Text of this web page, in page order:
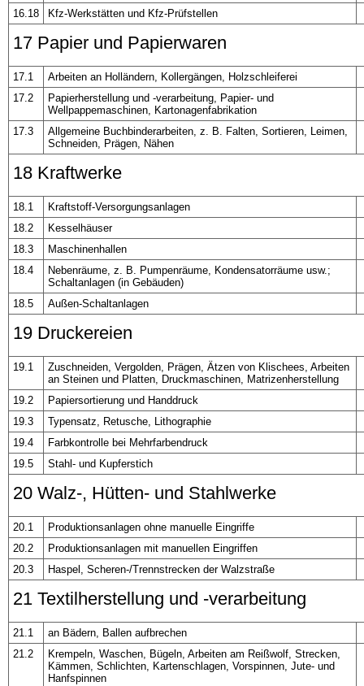
16.18
Kfz-Werkstätten und Kfz-Prüfstellen
17 Papier und Papierwaren
17.1
Arbeiten an Holländern, Kollergängen, Holzschleiferei
17.2
Papierherstellung und -verarbeitung, Papier- und
Wellpappemaschinen, Kartonagenfabrikation
17.3
Allgemeine Buchbinderarbeiten, z. B. Falten, Sortieren, Leimen,
Schneiden, Prägen, Nähen
18 Kraftwerke
18.1
Kraftstoff-Versorgungsanlagen
18.2
Kesselhäuser
18.3
Maschinenhallen
18.4
Nebenräume, z. B. Pumpenräume, Kondensatorräume usw.;
Schaltanlagen (in Gebäuden)
18.5
Außen-Schaltanlagen
19 Druckereien
19.1
Zuschneiden, Vergolden, Prägen, Ätzen von Klischees, Arbeiten
an Steinen und Platten, Druckmaschinen, Matrizenherstellung
19.2
Papiersortierung und Handdruck
19.3
Typensatz, Retusche, Lithographie
19.4
Farbkontrolle bei Mehrfarbendruck
19.5
Stahl- und Kupferstich
20 Walz-, Hütten- und Stahlwerke
20.1
Produktionsanlagen ohne manuelle Eingriffe
20.2
Produktionsanlagen mit manuellen Eingriffen
20.3
Haspel, Scheren-/Trennstrecken der Walzstraße
21 Textilherstellung und -verarbeitung
21.1
an Bädern, Ballen aufbrechen
21.2
Krempeln, Waschen, Bügeln, Arbeiten am Reißwolf, Strecken,
Kämmen, Schlichten, Kartenschlagen, Vorspinnen, Jute- und
Hanfspinnen